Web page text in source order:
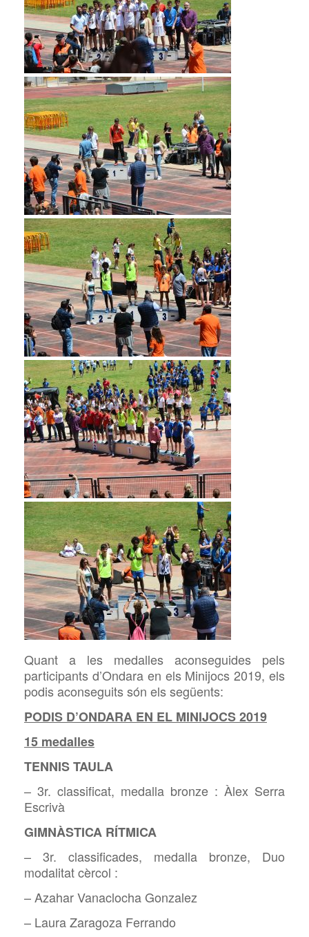
Quant a les medalles aconseguides pels
participants d’Ondara en els Minijocs 2019, els
podis aconseguits són els següents:
PODIS D’ONDARA EN EL MINIJOCS 2019
15 medalles
TENNIS TAULA
– 3r. classificat, medalla bronze : Àlex Serra
Escrivà
GIMNÀSTICA RÍTMICA
– 3r. classificades, medalla bronze, Duo
modalitat cèrcol :
– Azahar Vanaclocha Gonzalez
– Laura Zaragoza Ferrando